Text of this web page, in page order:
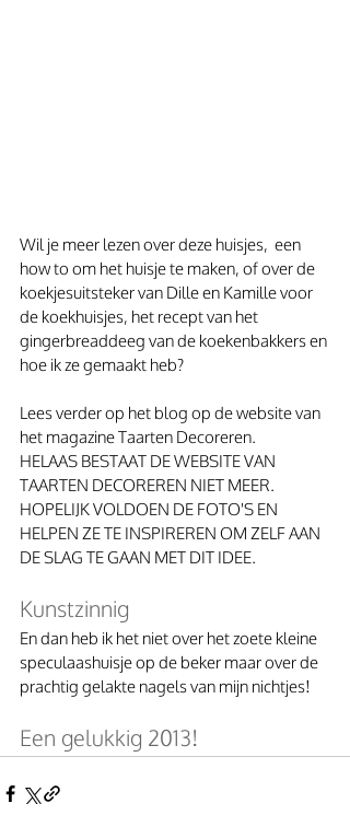
Wil je meer lezen over deze huisjes,  een
how to om het huisje te maken, of over de
koekjesuitsteker van Dille en Kamille voor
de koekhuisjes, het recept van het
gingerbreaddeeg van de koekenbakkers en
hoe ik ze gemaakt heb?
Lees verder op het blog op de website van
het magazine Taarten Decoreren.
HELAAS BESTAAT DE WEBSITE VAN
TAARTEN DECOREREN NIET MEER.
HOPELIJK VOLDOEN DE FOTO'S EN
HELPEN ZE TE INSPIREREN OM ZELF AAN
DE SLAG TE GAAN MET DIT IDEE.
Kunstzinnig
En dan heb ik het niet over het zoete kleine
speculaashuisje op de beker maar over de
prachtig gelakte nagels van mijn nichtjes!
Een gelukkig 2013!